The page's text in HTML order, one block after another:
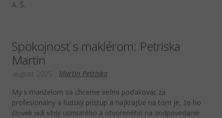
A. Š.
Spokojnosť s maklérom: Petriska
Martin
Martin Petriska
august 2025
My s manželom sa chceme veľmi poďakovať za
profesionálny a ľudský prístup a najkrajšie na tom je, že ho
človek vidí vždy usmiatého a otvoreného na zodpovedanie